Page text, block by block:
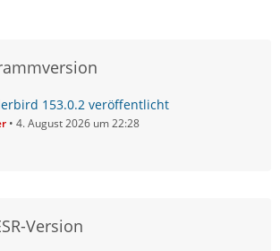
153.0.2 veröffentlicht
4. August 2026 um 22:28
Version